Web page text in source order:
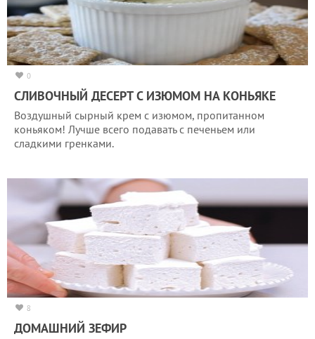
0
СЛИВОЧНЫЙ ДЕСЕРТ С ИЗЮМОМ НА КОНЬЯКЕ
Воздушный сырный крем с изюмом, пропитанном
коньяком! Лучше всего подавать с печеньем или
сладкими гренками.
8
ДОМАШНИЙ ЗЕФИР